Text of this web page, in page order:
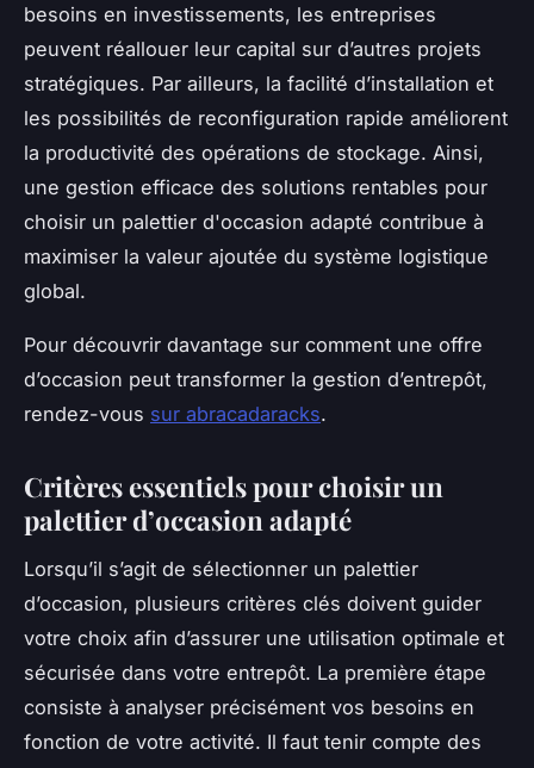
besoins en investissements, les entreprises
peuvent réallouer leur capital sur d’autres projets
stratégiques. Par ailleurs, la facilité d’installation et
les possibilités de reconfiguration rapide améliorent
la productivité des opérations de stockage. Ainsi,
une gestion efficace des solutions rentables pour
choisir un palettier d'occasion adapté contribue à
maximiser la valeur ajoutée du système logistique
global.
Pour découvrir davantage sur comment une offre
d’occasion peut transformer la gestion d’entrepôt,
rendez-vous sur abracadaracks.
Critères essentiels pour choisir un
palettier d’occasion adapté
Lorsqu’il s’agit de sélectionner un palettier
d’occasion, plusieurs critères clés doivent guider
votre choix afin d’assurer une utilisation optimale et
sécurisée dans votre entrepôt. La première étape
consiste à analyser précisément vos besoins en
fonction de votre activité. Il faut tenir compte des